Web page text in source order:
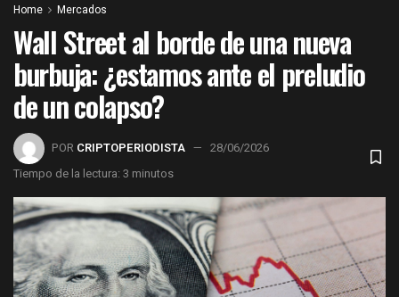
Home Mercados
Wall Street al borde de una nueva
burbuja: ¿estamos ante el preludio
de un colapso?
POR CRIPTOPERIODISTA
28/06/2026
Tiempo de la lectura: 3 minutos